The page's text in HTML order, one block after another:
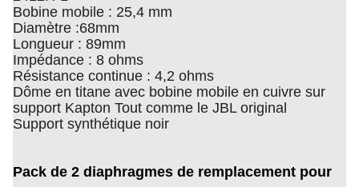
Bobine mobile : 25,4 mm
Diamètre :68mm
Longueur : 89mm
Impédance : 8 ohms
Résistance continue : 4,2 ohms
Dôme en titane avec bobine mobile en cuivre sur
support Kapton Tout comme le JBL original
Support synthétique noir
Pack de 2 diaphragmes de remplacement pour